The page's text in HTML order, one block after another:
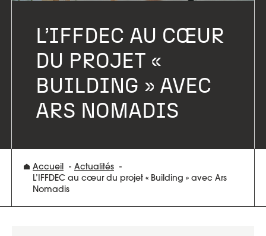
L’IFFDEC AU CŒUR
DU PROJET «
BUILDING » AVEC
ARS NOMADIS
Accueil
Actualités
L’IFFDEC au cœur du projet « Building » avec Ars
Nomadis